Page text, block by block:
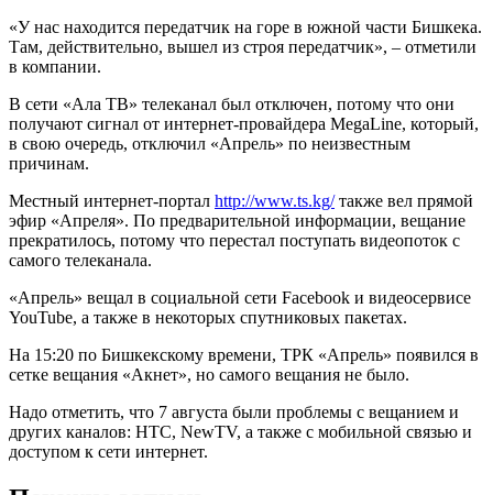
«У нас находится передатчик на горе в южной части Бишкека.
Там, действительно, вышел из строя передатчик», – отметили
в компании.
В сети «Ала ТВ» телеканал был отключен, потому что они
получают сигнал от интернет-провайдера MegaLine, который,
в свою очередь, отключил «Апрель» по неизвестным
причинам.
Местный интернет-портал http://www.ts.kg/также вел прямой
эфир «Апреля». По предварительной информации, вещание
прекратилось, потому что перестал поступать видеопоток с
самого телеканала.
«Апрель» вещал в социальной сети Facebook и видеосервисе
YouTube, а также в некоторых спутниковых пакетах.
На 15:20 по Бишкекскому времени, ТРК «Апрель» появился в
сетке вещания «Акнет», но самого вещания не было.
Надо отметить, что 7 августа были проблемы с вещанием и
других каналов: НТС, NewTV, а также с мобильной связью и
доступом к сети интернет.